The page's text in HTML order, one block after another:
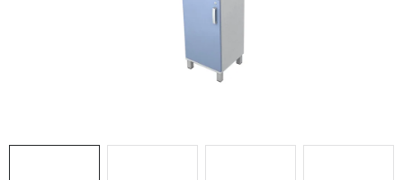
ZDRAVOTNÍCKE LEHÁTKA
Obchodné podmienky